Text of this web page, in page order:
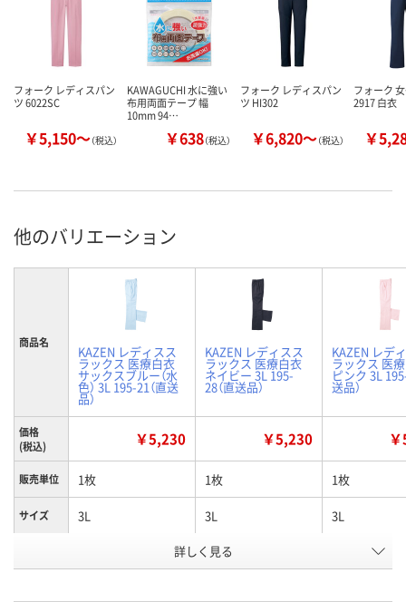
フォーク レディスパン
ツ 6022SC
￥5,150～（税込）
KAWAGUCHI 水に強い
布用両面テープ 幅
10mm 94…
￥638（税込）
フォーク レディスパン
ツ HI302
￥6,820～（税込）
フォーク
2917 白衣
￥
他のバリエーション
商品名
KAZEN レディスス
ラックス 医療白衣
サックスブルー（水
色） 3L 195-21（直送
品）
KAZEN レディスス
ラックス 医療白衣
ネイビー 3L 195-
28（直送品）
KAZEN レデ
ラックス 医
ピンク 3L
送品）
価格
(税込)
￥5,230 ￥5,230
販売単位 1枚 1枚 1枚
サイズ 3L 3L 3L
サックスブルー（水
色）
ネイビー
詳しく見る